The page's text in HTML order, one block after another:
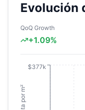
Evolución
QoQ Growth
+1.09%
$377k